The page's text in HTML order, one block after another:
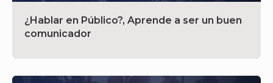
¿Hablar en Público?, Aprende a ser un buen
comunicador